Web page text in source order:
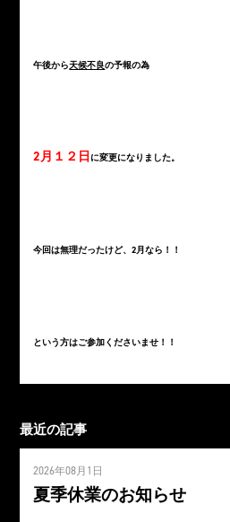
午後から天候不良の予報の為
2月１２日 に変更になりました。
今回は無理だったけど、2月なら！！
という方はご参加くださいませ！！
最近の記事
2026年08月1日
夏季休業のお知らせ